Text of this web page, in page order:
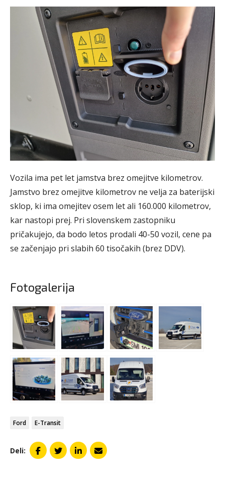
Vozila ima pet let jamstva brez omejitve kilometrov.
Jamstvo brez omejitve kilometrov ne velja za baterijski
sklop, ki ima omejitev osem let ali 160.000 kilometrov,
kar nastopi prej. Pri slovenskem zastopniku
pričakujejo, da bodo letos prodali 40-50 vozil, cene pa
se začenjajo pri slabih 60 tisočakih (brez DDV).
Fotogalerija
Ford E-Transit
Deli: